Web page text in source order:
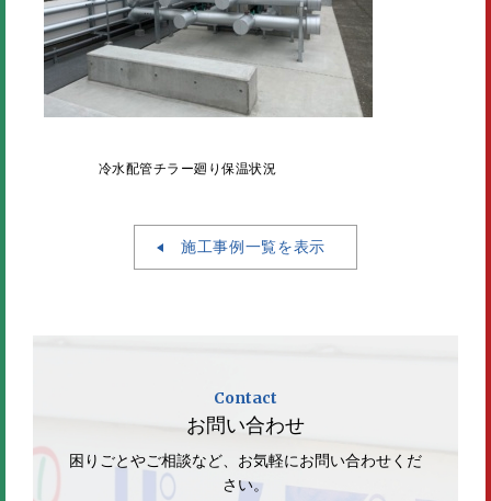
冷水配管チラー廻り保温状況
施工事例一覧を表示
Contact
お問い合わせ
困りごとやご相談など、お気軽にお問い合わせくだ
さい。